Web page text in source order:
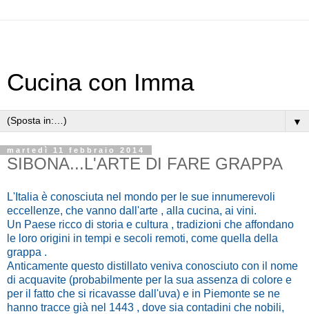
Cucina con Imma
▼
martedì 11 febbraio 2014
SIBONA...L'ARTE DI FARE GRAPPA
L'Italia è conosciuta nel mondo per le sue innumerevoli
eccellenze, che vanno dall'arte , alla cucina, ai vini.
Un Paese ricco di storia e cultura , tradizioni che affondano
le loro origini in tempi e secoli remoti, come quella della
grappa .
Anticamente questo distillato veniva conosciuto con il nome
di acquavite (probabilmente per la sua assenza di colore e
per il fatto che si ricavasse dall'uva) e in Piemonte se ne
hanno tracce già nel 1443 , dove sia contadini che nobili,